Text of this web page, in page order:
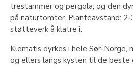
trestammer og pergola, og den
på naturtomter. Planteavstand: 2-
støtteverk å klatre i.
Klematis dyrkes i hele Sør-Norge,
og ellers langs kysten til de beste